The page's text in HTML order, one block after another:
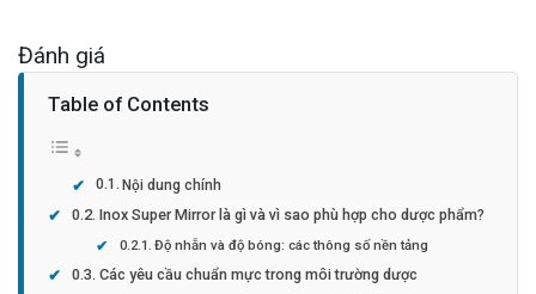
Đánh giá
Table of Contents
Nội dung chính
Inox Super Mirror là gì và vì sao phù hợp cho dược phẩm?
Độ nhẵn và độ bóng: các thông số nền tảng
Các yêu cầu chuẩn mực trong môi trường dược